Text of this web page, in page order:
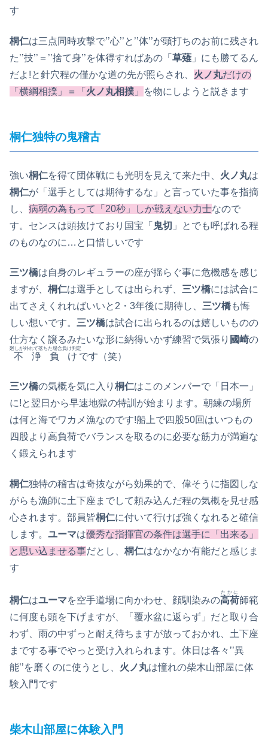
す
桐仁は三点同時攻撃で’’心’’と’’体’’が頭打ちのお前に残され
た’’技’’＝’’捨て身’’を体得すればあの「 草薙 」にも勝てるん
だよ!と針穴程の僅かな道の先が照らされ、 火ノ丸だけの
「横綱相撲」＝「 火ノ丸相撲 」 を物にしようと説きます
桐仁独特の鬼稽古
強い桐仁を得て団体戦にも光明を見えて来た中、 火ノ丸は
桐仁が「選手としては期待するな」と言っていた事を指摘
し、 病弱の為もって「20秒」しか戦えない力士なので
す。センスは頭抜けており国宝「 鬼切 」とでも呼ばれる程
のものなのに…と口惜しいです
三ツ橋は自身のレギュラーの座が揺らぐ事に危機感を感じ
ますが、 桐仁は選手としては出られず、 三ツ橋には試合に
出てさえくれればいいと2・3年後に期待し、 三ツ橋も悔
しい想いです。 三ツ橋は試合に出られるのは嬉しいものの
仕方なく譲るみたいな形に納得いかず練習で気張り 國崎の
不浄負け
廻しが外れて落ちた場合負け判定
です（笑）
三ツ橋の気概を気に入り 桐仁はこのメンバーで「日本一」
に!と翌日から早速地獄の特訓が始まります。朝練の場所
は何と海でワカメ漁なのです!船上で四股50回はいつもの
四股より高負荷でバランスを取るのに必要な筋力が満遍な
く鍛えられます
桐仁独特の稽古は奇抜ながら効果的で、偉そうに指図しな
がらも漁師に土下座までして頼み込んだ程の気概を見せ感
心されます。部員皆桐仁に付いて行けば強くなれると確信
します。 ユーマは優秀な指揮官の条件は選手に「出来る」
と思い込ませる事だとし、 桐仁はなかなか有能だと感じま
す
桐仁はユーマを空手道場に向かわせ、顔馴染みの高荷
たかに
師範
に何度も頭を下げますが、「覆水盆に返らず」だと取り合
わず、雨の中ずっと耐え待ちますが放っておかれ、土下座
までする事でやっと受け入れられます。休日は各々’’異
能’’を磨くのに使うとし、 火ノ丸は憧れの柴木山部屋に体
験入門です
柴木山部屋に体験入門